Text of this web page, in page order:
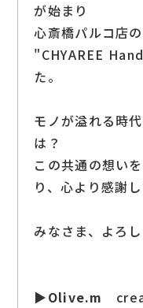
が始まり
心斎橋パルコ店
"CHYAREE
た。
モノが溢れる時
は？
この共通の想い
り、心より感謝
みなさま、よろ
▶Olive.m